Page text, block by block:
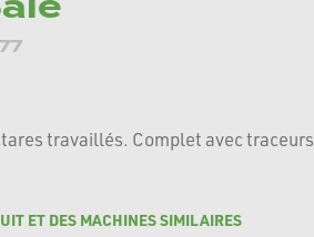
travaillés. Complet avec traceurs
ET DES MACHINES SIMILAIRES